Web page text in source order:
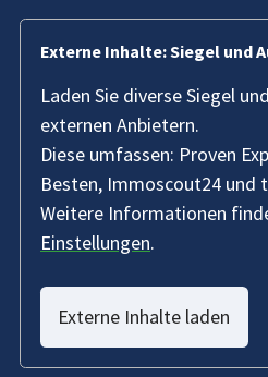
Externe Inhalte: Siegel und
Laden Sie diverse Siegel
externen Anbietern.
Diese umfassen: Proven
Besten, Immoscout24 und
Weitere Informationen
Einstellungen.
Externe Inhalte laden